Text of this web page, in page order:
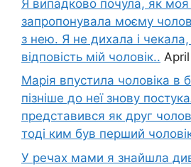
Я випадково почула, як моя
запропонувала моєму
з нею. Я не дихала і
відповість мій чоловік..
Марія впустила чоловіка в
пізніше до неї знову
представився як друг
тоді ким був перший
У речах мами я знайшла див